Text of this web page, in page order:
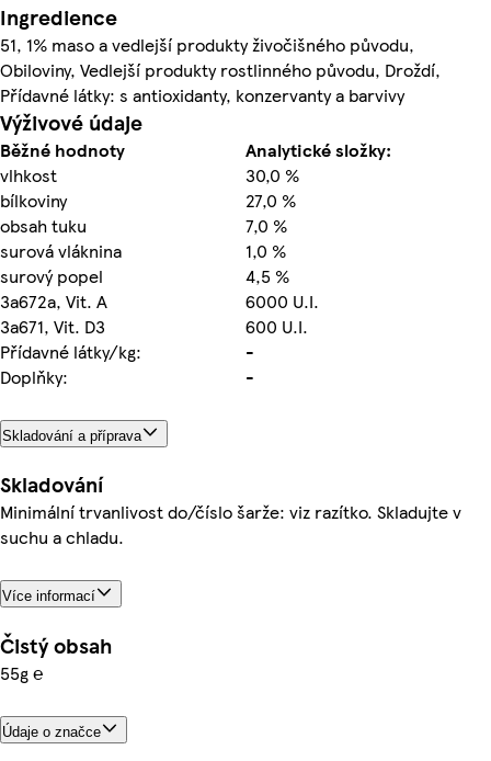
Ingredience
51, 1% maso a vedlejší produkty živočišného původu,
Obiloviny, Vedlejší produkty rostlinného původu, Droždí,
Přídavné látky: s antioxidanty, konzervanty a barvivy
Výživové údaje
Běžné hodnoty
Analytické složky:
vlhkost
30,0 %
bílkoviny
27,0 %
obsah tuku
7,0 %
surová vláknina
1,0 %
surový popel
4,5 %
3a672a, Vit. A
6000 U.I.
3a671, Vit. D3
600 U.I.
Přídavné látky/kg:
-
Doplňky:
-
Skladování a příprava
Skladování
Minimální trvanlivost do/číslo šarže: viz razítko. Skladujte v
suchu a chladu.
Více informací
Čistý obsah
55g ℮
Údaje o značce